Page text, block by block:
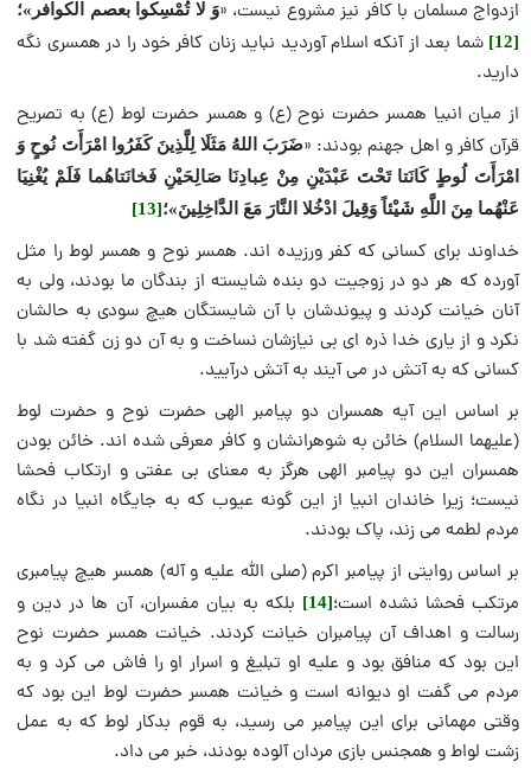
ازدواج مسلمان با کافر نیز مشروع نیست، «وَ لا تُمْسِكوا بعصم الكوافر»؛
[12]
شما بعد از آنکه اسلام آوردید نباید زنان کافر خود را در همسری نگه
دارید.
از میان انبیا همسر حضرت نوح (ع) و همسر حضرت لوط (ع) به تصریح
قرآن کافر و اهل جهنم بودند: «ضَرَبَ اللهُ مَثَلَا لِلَّذِينَ كَفَرُوا امْرَأَتَ نُوحٍ وَ
امْرَأَتَ لُوطٍ كَانَتا تَحْتَ عَبْدَيْنِ مِنْ عِبادِنَا صَالِحَيْنِ فَخانَتاهُما فَلَمْ يُغْنِيَا
عَنْهُما مِنَ اللَّهِ شَيْئاً وَقِيلَ ادْخُلا النَّارَ مَعَ الدَّاخِلِينَ»؛[13]
خداوند برای کسانی که کفر ورزیده اند. همسر نوح و همسر لوط را مثل
آورده که هر دو در زوجیت دو بنده شایسته از بندگان ما بودند، ولی به
آنان خیانت کردند و پیوندشان با آن شایستگان هیچ سودی به حالشان
نکرد و از یاری خدا ذره ای بی نیازشان نساخت و به آن دو زن گفته شد با
کسانی که به آتش در می آیند به آتش درآیید.
بر اساس این آیه همسران دو پیامبر الهی حضرت نوح و حضرت لوط
(علیهما السلام) خائن به شوهرانشان و کافر معرفی شده اند. خائن بودن
همسران این دو پیامبر الهی هرگز به معنای بی عفتی و ارتکاب فحشا
نیست؛ زیرا خاندان انبیا از این گونه عیوب که به جایگاه انبیا در نگاه
مردم لطمه می زند، پاک بودند.
بر اساس روایتی از پیامبر اکرم (صلی الله علیه و آله) همسر هیچ پیامبری
مرتکب فحشا نشده است؛[14]
بلکه به بیان مفسران، آن ها در دین و
رسالت و اهداف آن پیامبران خیانت کردند. خیانت همسر حضرت نوح
این بود که منافق بود و علیه او تبلیغ و اسرار او را فاش می کرد و به
مردم می گفت او دیوانه است و خیانت همسر حضرت لوط این بود که
وقتی مهمانی برای این پیامبر می رسید، به قوم بدکار لوط که به عمل
زشت لواط و همجنس بازی مردان آلوده بودند، خبر می داد.